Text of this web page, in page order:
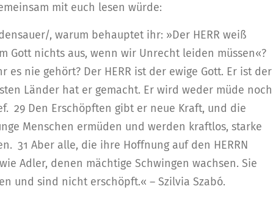
mit euch lesen würde:
, warum behauptet ihr: »Der HERR weiß
Gott nichts aus, wenn wir Unrecht leiden müssen«?
nie gehört? Der HERR ist der ewige Gott. Er ist der
Länder hat er gemacht. Er wird weder müde noch
29 Den Erschöpften gibt er neue Kraft, und die
Menschen ermüden und werden kraftlos, starke
31 Aber alle, die ihre Hoffnung auf den HERRN
Adler, denen mächtige Schwingen wachsen. Sie
und sind nicht erschöpft.« – Szilvia Szabó.